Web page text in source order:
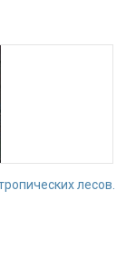
лесов.